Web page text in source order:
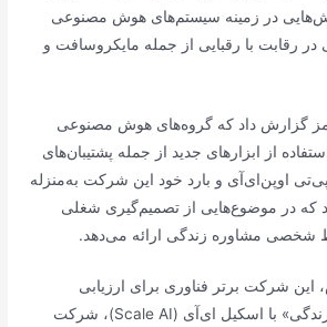
در زمینه سیستم‌های هوش مصنوعی
رقابت با رقبایی از جمله مایکروسافت و
گزارش داد که گروه‌های هوش مصنوعی
از ابزارهای جدید از جمله پشتیبان‌های
اوپن‌ای‌آی و بارد خود این شرکت به‌منزله
در موضوع‌هایی از تصمیم‌گیری شغلی
شخصی مشاوره زندگی ارائه می‌دهد.
شرکت برتر فناوری برای ارزیابی
ربات‌چت جدید «مربی زندگی» با اسکیل ای‌آی (Scale AI)، شرکت